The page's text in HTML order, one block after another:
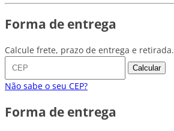
Forma de entrega
Calcule frete, prazo de entrega e retirada.
Calcular
Não sabe o seu CEP?
Forma de entrega